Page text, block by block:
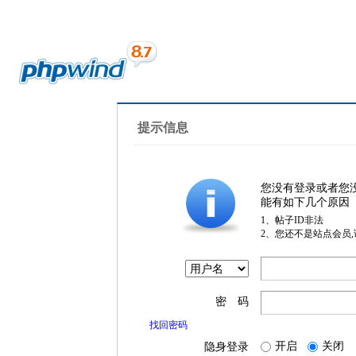
提示信息
您没有登录或者您
能有如下几个原因
1、帖子ID非法
2、您还不是站点会员
密 码
找回密码
隐身登录 开启 关闭